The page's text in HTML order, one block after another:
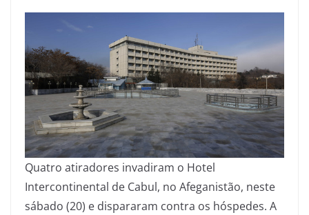
Quatro atiradores invadiram o Hotel
Intercontinental de Cabul, no Afeganistão, neste
sábado (20) e dispararam contra os hóspedes. A